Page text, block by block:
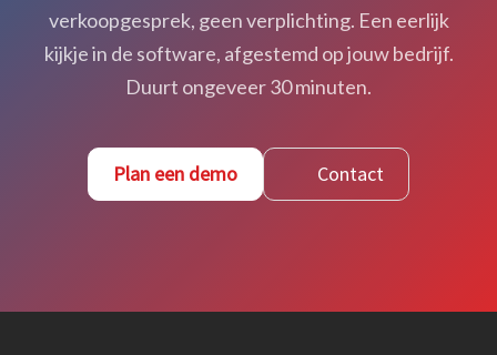
verkoopgesprek, geen verplichting. Een eerlijk
kijkje in de software, afgestemd op jouw bedrijf.
Duurt ongeveer 30 minuten.
Plan een demo Contact